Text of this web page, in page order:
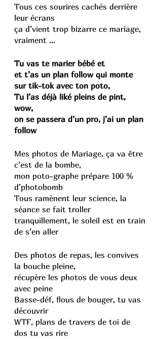
Tous ces sourires cachés derrière
leur écrans
ça d’vient trop bizarre ce mariage,
vraiment ...
Tu vas te marier bébé et
et t’as un plan follow qui monte
sur tik-tok avec ton poto,
Tu l’as déjà liké pleins de pint,
wow,
on se passera d’un pro, j’ai un plan
follow
Mes photos de Mariage, ça va être
c’est de la bombe,
mon poto-graphe prépare 100 %
d’photobomb
Tous ramènent leur science, la
séance se fait troller
tranquillement, le soleil est en train
de s’en aller
Des photos de repas, les convives
la bouche pleine,
récupère les photos de vous deux
avec peine
Basse-déf, flous de bouger, tu vas
découvrir
WTF, plans de travers de toi de
dos tu vas rire